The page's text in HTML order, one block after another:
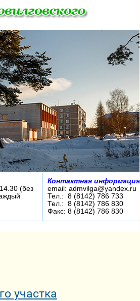
(без
Контактная информация:
email: admvilga@yandex.ru
Тел.: 8 (8142) 786 733
Тел.: 8 (8142) 786 830
Факс: 8 (8142) 786 830
участка